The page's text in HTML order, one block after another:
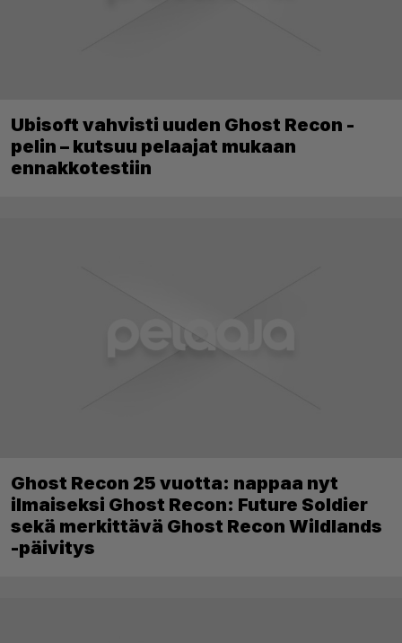
Ubisoft vahvisti uuden Ghost Recon -
pelin – kutsuu pelaajat mukaan
ennakkotestiin
Ghost Recon 25 vuotta: nappaa nyt
ilmaiseksi Ghost Recon: Future Soldier
sekä merkittävä Ghost Recon Wildlands
-päivitys